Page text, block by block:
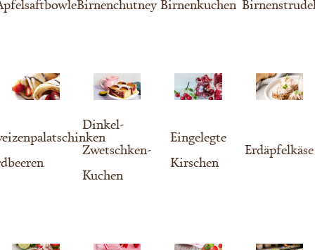
BirnenchutneyBirnenkuchen
Dinkel-
Zwetschken-
Kuchen
Eingelegte
Kirschen
Erdäpfelkäse